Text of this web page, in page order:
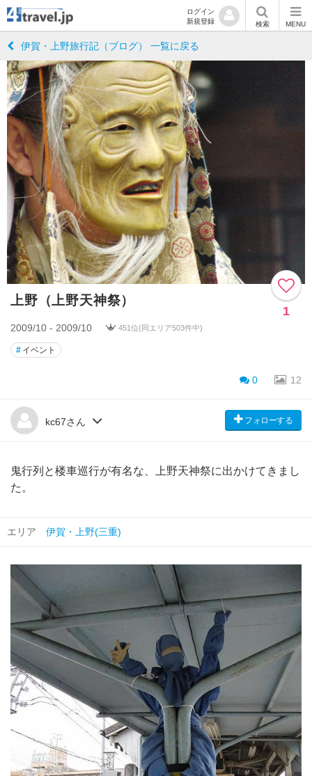
ログイン
新規登録
検索 MENU
伊賀・上野旅行記（ブログ） 一覧に戻る
上野（上野天神祭）
1
2009/10 - 2009/10 451位(同エリア503件中)
# イベント
0 12
kc67さん フォローする
鬼行列と楼車巡行が有名な、上野天神祭に出かけてきまし
た。
エリア 伊賀・上野(三重)